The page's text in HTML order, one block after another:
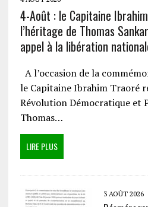
4-Août : le Capitaine
l’héritage de Thomas
appel à la libération
A l’occasion de la
le Capitaine Ibrahim Traoré
Révolution Démocratique et
Thomas…
LIRE PLUS
3 AOÛT 2026